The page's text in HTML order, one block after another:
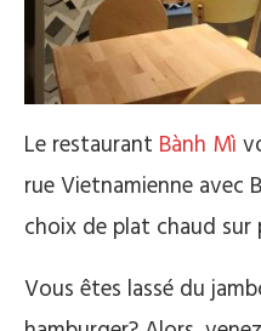
Le restaurant Bành Mì
rue Vietnamienne avec
choix de plat chaud
Vous êtes lassé du